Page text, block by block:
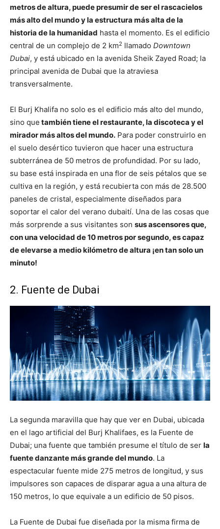
metros de altura, puede presumir de ser el rascacielos
más alto del mundo y la estructura más alta de la
historia de la humanidad hasta el momento. Es el edificio
central de un complejo de 2 km2 llamado Downtown
Dubai, y está ubicado en la avenida Sheik Zayed Road; la
principal avenida de Dubai que la atraviesa
transversalmente.
El Burj Khalifa no solo es el edificio más alto del mundo,
sino que también tiene el restaurante, la discoteca y el
mirador más altos del mundo. Para poder construirlo en
el suelo desértico tuvieron que hacer una estructura
subterránea de 50 metros de profundidad. Por su lado,
su base está inspirada en una flor de seis pétalos que se
cultiva en la región, y está recubierta con más de 28.500
paneles de cristal, especialmente diseñados para
soportar el calor del verano dubaití. Una de las cosas que
más sorprende a sus visitantes son sus ascensores que,
con una velocidad de 10 metros por segundo, es capaz
de elevarse a medio kilómetro de altura ¡en tan solo un
minuto!
2. Fuente de Dubai
La segunda maravilla que hay que ver en Dubai, ubicada
en el lago artificial del Burj Khalifaes, es la Fuente de
Dubai; una fuente que también presume el título de ser la
fuente danzante más grande del mundo. La
espectacular fuente mide 275 metros de longitud, y sus
impulsores son capaces de disparar agua a una altura de
150 metros, lo que equivale a un edificio de 50 pisos.
La Fuente de Dubai fue diseñada por la misma firma de